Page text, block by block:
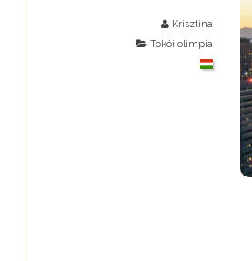
Krisztina
Tokói olimpia